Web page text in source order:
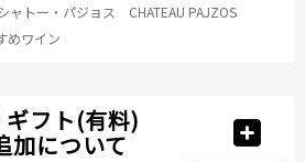
ャトー・パジョス CHATEAU PAJZOS
めワイン
ギフト(有料)
加について